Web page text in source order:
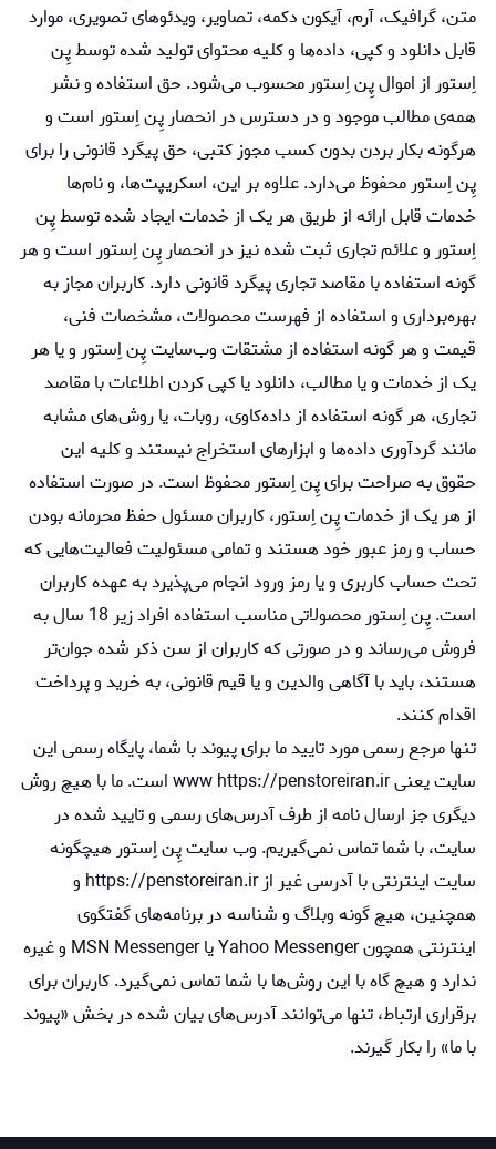
متن، گرافیک، آرم، آیکون دکمه، تصاویر، ویدئوهای تصویری، موارد
قابل دانلود و کپی، داده‌ها و کلیه محتوای تولید شده توسط پِن
اِستور از اموال پِن اِستور محسوب می‏‌شود. حق استفاده و نشر
همه‌ی مطالب موجود و در دسترس در انحصار پِن اِستور است و
هرگونه بکار بردن بدون کسب مجوز کتبی، حق پیگرد قانونی را برای
پِن اِستور محفوظ می‏‌دارد. علاوه بر این، اسکریپت‌ها، و نام‌ها
خدمات قابل ارائه از طریق هر یک از خدمات ایجاد شده توسط پِن
اِستور و علائم تجاری ثبت شده نیز در انحصار پِن اِستور است و هر
گونه استفاده با مقاصد تجاری پیگرد قانونی دارد. کاربران مجاز به
بهره‌‏برداری و استفاده از فهرست محصولات، مشخصات فنی،
قیمت و هر گونه استفاده از مشتقات وب‏‌سایت پِن اِستور و یا هر
یک از خدمات و یا مطالب، دانلود یا کپی کردن اطلاعات با مقاصد
تجاری، هر گونه استفاده از داده‌کاوی، روبات، یا روش‌‏های مشابه
مانند گردآوری داده‌‏ها و ابزارهای استخراج نیستند و کلیه این
حقوق به صراحت برای پِن اِستور محفوظ است. در صورت استفاده
از هر یک از خدمات پِن اِستور، کاربران مسئول حفظ محرمانه بودن
حساب و رمز عبور خود هستند و تمامی مسئولیت فعالیت‌‏هایی که
تحت حساب کاربری و یا رمز ورود انجام می‏‌پذیرد به عهده کاربران
است. پِن اِستور محصولاتی مناسب استفاده افراد زیر 18 سال به
فروش می‏‌رساند و در صورتی که کاربران از سن ذکر شده جوان‌‏تر
هستند، ‌‏باید با آگاهی والدین و یا قیم قانونی، به خرید و پرداخت
اقدام کنند.
تنها مرجع رسمی مورد تایید ما برای پیوند با شما، پایگاه رسمی این
سایت یعنی www https://penstoreiran.ir است. ما با هیچ روش
دیگری جز ارسال نامه از طرف آدرس‏‌های رسمی و تایید شده در
سایت، با شما تماس نمی‌‏گیریم. وب سایت پِن اِستور هیچگونه
سایت اینترنتی با آدرسی غیر از https://penstoreiran.ir و
همچنین، هیچ گونه وبلاگ و شناسه در برنامه‏‌های گفتگوی
اینترنتی همچون Yahoo Messenger یا MSN Messenger و غیره
ندارد و هیچ ‏گاه با این روش‏‌ها با شما تماس نمی‏‌گیرد. کاربران برای
برقراری ارتباط، تنها می‏‌توانند آدرس‌‏های بیان شده در بخش «پیوند
با ما» را بکار گیرند.